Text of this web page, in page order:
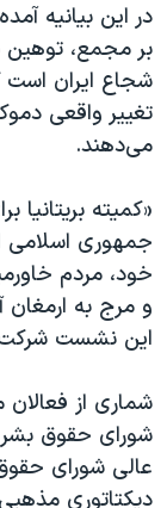
در این بیانیه
بر مجمع، توهین
شجاع ایران است
تغییر واقعی
می‌دهند.
«کمیته بریتانیا
جمهوری اسلامی
خود، مردم
و مرج به ارمغان
این نشست شرکت
شماری از
شورای حقوق بشر
عالی شورای
دیکتاتوری